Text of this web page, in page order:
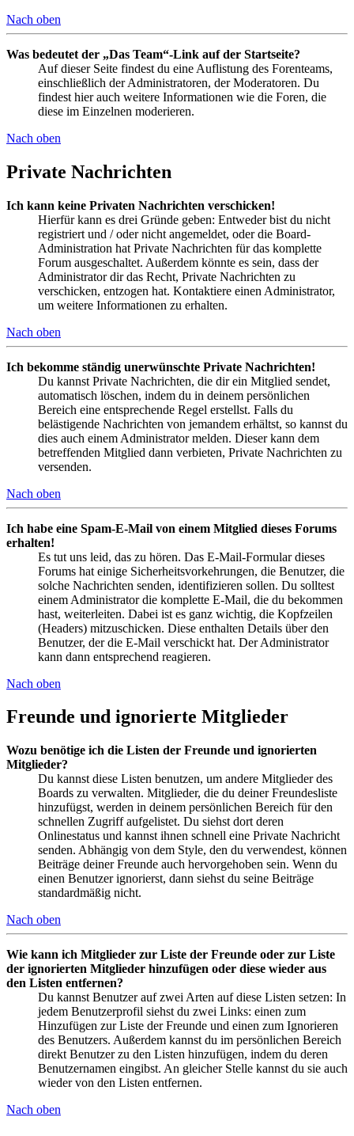
Nach oben
Was bedeutet der „Das Team“-Link auf der Startseite?
Auf dieser Seite findest du eine Auflistung des Forenteams,
einschließlich der Administratoren, der Moderatoren. Du
findest hier auch weitere Informationen wie die Foren, die
diese im Einzelnen moderieren.
Nach oben
Private Nachrichten
Ich kann keine Privaten Nachrichten verschicken!
Hierfür kann es drei Gründe geben: Entweder bist du nicht
registriert und / oder nicht angemeldet, oder die Board-
Administration hat Private Nachrichten für das komplette
Forum ausgeschaltet. Außerdem könnte es sein, dass der
Administrator dir das Recht, Private Nachrichten zu
verschicken, entzogen hat. Kontaktiere einen Administrator,
um weitere Informationen zu erhalten.
Nach oben
Ich bekomme ständig unerwünschte Private Nachrichten!
Du kannst Private Nachrichten, die dir ein Mitglied sendet,
automatisch löschen, indem du in deinem persönlichen
Bereich eine entsprechende Regel erstellst. Falls du
belästigende Nachrichten von jemandem erhältst, so kannst du
dies auch einem Administrator melden. Dieser kann dem
betreffenden Mitglied dann verbieten, Private Nachrichten zu
versenden.
Nach oben
Ich habe eine Spam-E-Mail von einem Mitglied dieses Forums
erhalten!
Es tut uns leid, das zu hören. Das E-Mail-Formular dieses
Forums hat einige Sicherheitsvorkehrungen, die Benutzer, die
solche Nachrichten senden, identifizieren sollen. Du solltest
einem Administrator die komplette E-Mail, die du bekommen
hast, weiterleiten. Dabei ist es ganz wichtig, die Kopfzeilen
(Headers) mitzuschicken. Diese enthalten Details über den
Benutzer, der die E-Mail verschickt hat. Der Administrator
kann dann entsprechend reagieren.
Nach oben
Freunde und ignorierte Mitglieder
Wozu benötige ich die Listen der Freunde und ignorierten
Mitglieder?
Du kannst diese Listen benutzen, um andere Mitglieder des
Boards zu verwalten. Mitglieder, die du deiner Freundesliste
hinzufügst, werden in deinem persönlichen Bereich für den
schnellen Zugriff aufgelistet. Du siehst dort deren
Onlinestatus und kannst ihnen schnell eine Private Nachricht
senden. Abhängig von dem Style, den du verwendest, können
Beiträge deiner Freunde auch hervorgehoben sein. Wenn du
einen Benutzer ignorierst, dann siehst du seine Beiträge
standardmäßig nicht.
Nach oben
Wie kann ich Mitglieder zur Liste der Freunde oder zur Liste
der ignorierten Mitglieder hinzufügen oder diese wieder aus
den Listen entfernen?
Du kannst Benutzer auf zwei Arten auf diese Listen setzen: In
jedem Benutzerprofil siehst du zwei Links: einen zum
Hinzufügen zur Liste der Freunde und einen zum Ignorieren
des Benutzers. Außerdem kannst du im persönlichen Bereich
direkt Benutzer zu den Listen hinzufügen, indem du deren
Benutzernamen eingibst. An gleicher Stelle kannst du sie auch
wieder von den Listen entfernen.
Nach oben